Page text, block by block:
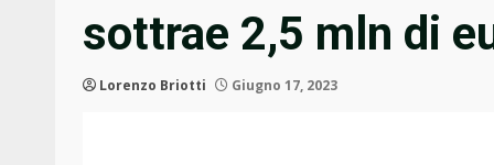
sottrae 2,5 mln di
Lorenzo Briotti Giugno 17, 2023